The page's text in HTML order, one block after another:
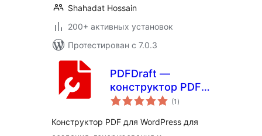
Shahadat Hossain
200+ активных установок
Протестирован с 7.0.3
PDFDraft —
конструктор PDF с
поддержкой
просмотрщик PDF,
(1 общий
рейтинг
)
Конструктор PDF для WordPress для